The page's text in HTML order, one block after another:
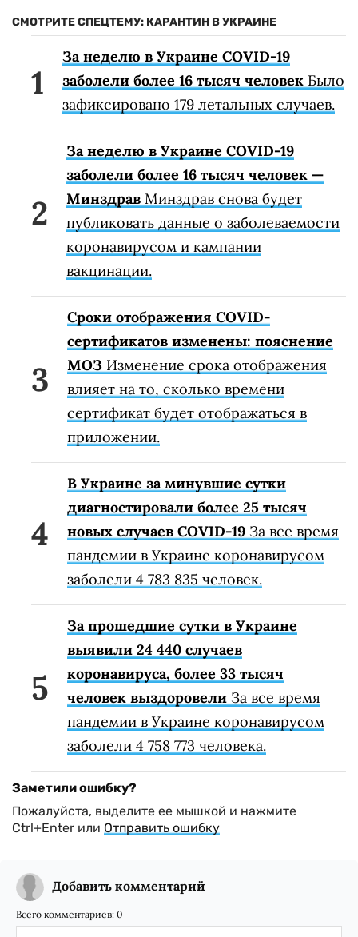
СМОТРИТЕ СПЕЦТЕМУ: КАРАНТИН В УКРАИНЕ
За неделю в Украине COVID-19
заболели более 16 тысяч человек Было
зафиксировано 179 летальных случаев.
За неделю в Украине COVID-19
заболели более 16 тысяч человек —
Минздрав Минздрав снова будет
публиковать данные о заболеваемости
коронавирусом и кампании
вакцинации.
Сроки отображения COVID-
сертификатов изменены: пояснение
МОЗ Изменение срока отображения
влияет на то, сколько времени
сертификат будет отображаться в
приложении.
В Украине за минувшие сутки
диагностировали более 25 тысяч
новых случаев COVID-19 За все время
пандемии в Украине коронавирусом
заболели 4 783 835 человек.
За прошедшие сутки в Украине
выявили 24 440 случаев
коронавируса, более 33 тысяч
человек выздоровели За все время
пандемии в Украине коронавирусом
заболели 4 758 773 человека.
Заметили ошибку?
Пожалуйста, выделите ее мышкой и нажмите
Ctrl+Enter или Отправить ошибку
Добавить комментарий
Всего комментариев: 0